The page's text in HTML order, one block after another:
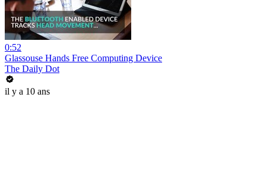
0:52
Glassouse Hands Free Computing Device
The Daily Dot
il y a 10 ans